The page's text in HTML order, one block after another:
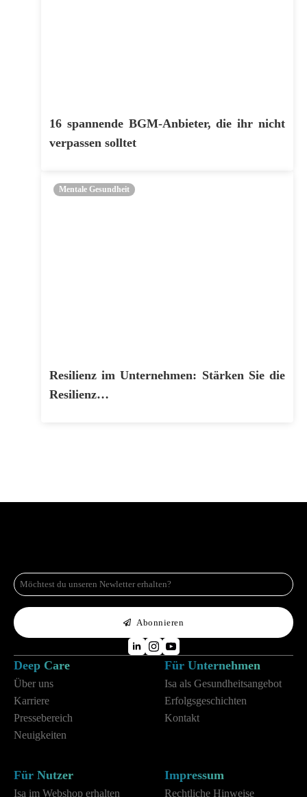
16 spannende BGM-Anbieter, die ihr nicht
verpassen solltet
Resilienz im Unternehmen: Stärken Sie die
Resilienz…
Mentale Gesundheit
E-
Mail
*
Abonnieren
Deep Care
Über uns
Karriere
Pressebereich
Neuigkeiten
Für Unternehmen
Isa als Gesundheitsangebot
Erfolgsgeschichten
Kontakt
Für Nutzer
Isa im Webshop erhalten
Impressum
Rechtliche Hinweise